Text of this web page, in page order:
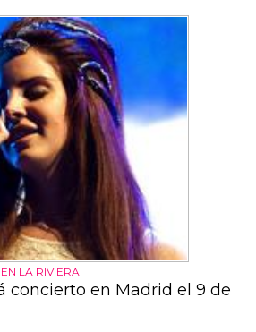
LA RIVIERA
concierto en Madrid el 9 de